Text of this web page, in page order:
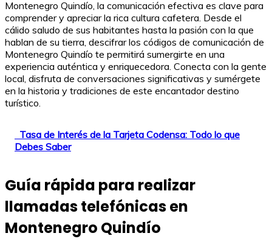
Montenegro Quindío, la comunicación efectiva es clave para
comprender y apreciar la rica cultura cafetera. Desde el
cálido saludo de sus habitantes hasta la pasión con la que
hablan de su tierra, descifrar los códigos de comunicación de
Montenegro Quindío te permitirá sumergirte en una
experiencia auténtica y enriquecedora. Conecta con la gente
local, disfruta de conversaciones significativas y sumérgete
en la historia y tradiciones de este encantador destino
turístico.
Tasa de Interés de la Tarjeta Codensa: Todo lo que
Debes Saber
Guía rápida para realizar
llamadas telefónicas en
Montenegro Quindío